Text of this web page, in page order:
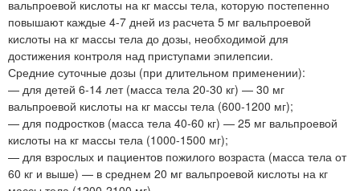
вальпроевой кислоты на кг массы тела, которую постепенно
повышают каждые 4-7 дней из расчета 5 мг вальпроевой
кислоты на кг массы тела до дозы, необходимой для
достижения контроля над приступами эпилепсии.
Средние суточные дозы (при длительном применении):
— для детей 6-14 лет (масса тела 20-30 кг) — 30 мг
вальпроевой кислоты на кг массы тела (600-1200 мг);
— для подростков (масса тела 40-60 кг) — 25 мг вальпроевой
кислоты на кг массы тела (1000-1500 мг);
— для взрослых и пациентов пожилого возраста (масса тела от
60 кг и выше) — в среднем 20 мг вальпроевой кислоты на кг